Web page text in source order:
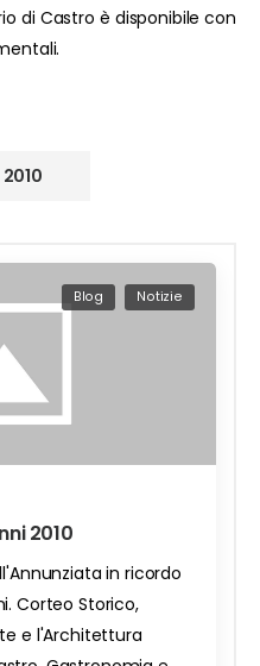
di Castro è disponibile con
Blog Notizie
2010
in ricordo
Corteo Storico,
e l'Architettura